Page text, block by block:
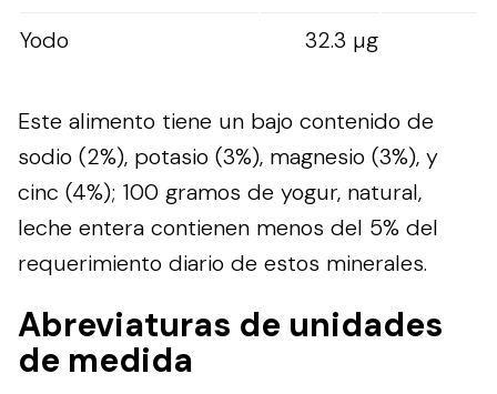
Yodo
32.3 µg
Este alimento tiene un bajo contenido de
sodio (2%), potasio (3%), magnesio (3%), y
cinc (4%); 100 gramos de yogur, natural,
leche entera contienen menos del 5% del
requerimiento diario de estos minerales.
Abreviaturas de unidades
de medida